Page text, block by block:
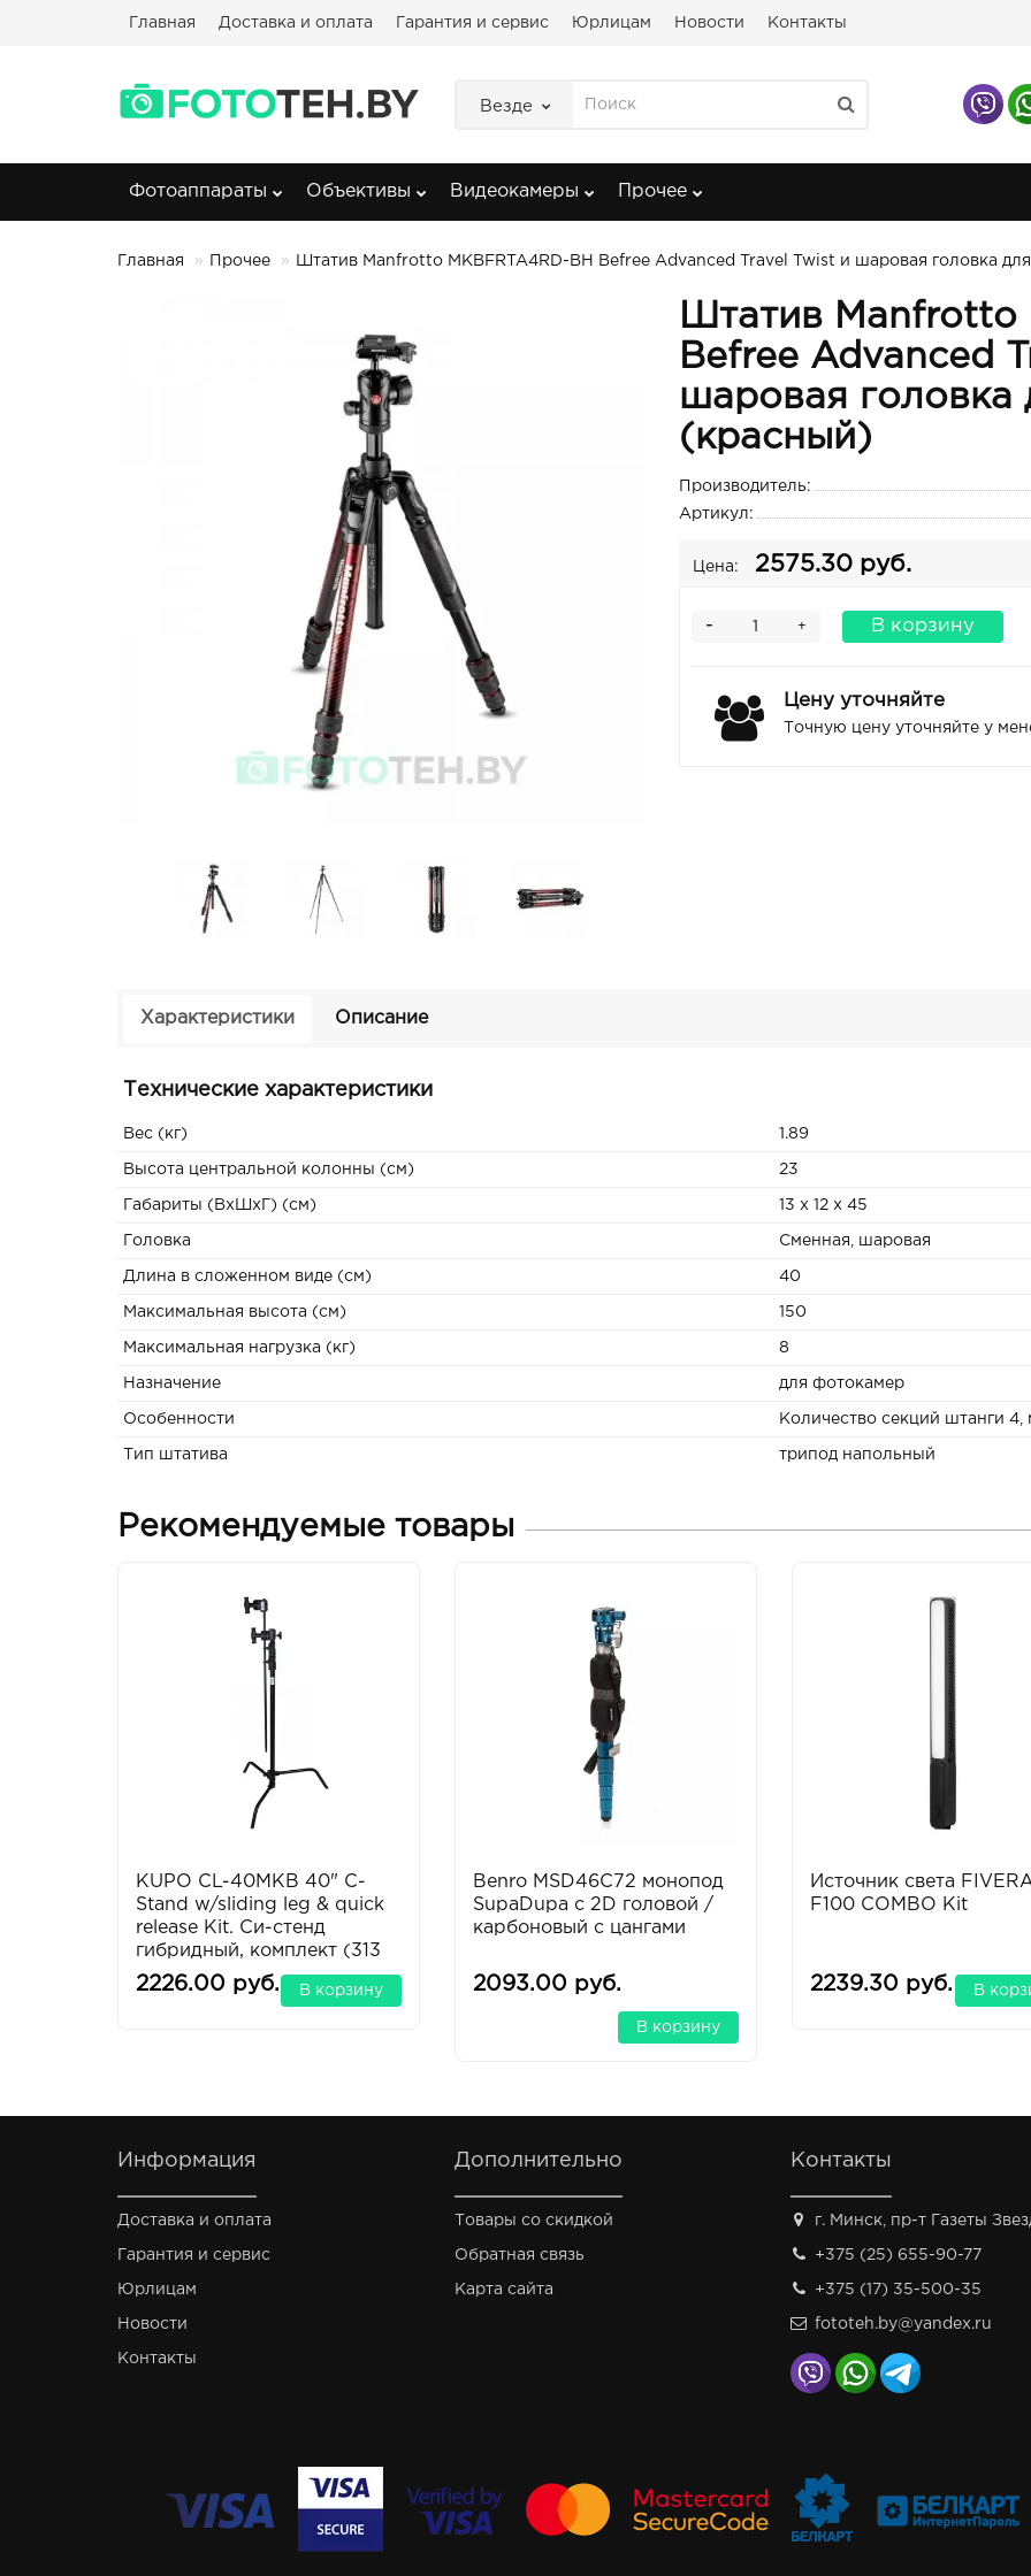
Главная Доставка и оплата Гарантия и сервис Юрлицам Новости Контакты
Везде
Фотоаппараты Объективы Видеокамеры Прочее
Главная Прочее Штатив Manfrotto MKBFRTA4RD-BH Befree Advanced Travel Twist и шаровая головка
Штатив Manfrotto
Befree Advanced
шаровая
(красный)
Производитель:
Артикул:
Цена: 2575.30 руб.
+
- В корзину
Цену уточняйте
Точную цену уточняйте у
Характеристики Описание
Технические характеристики
Вес (кг) 1.89
Высота центральной колонны (см) 23
Габариты (ВxШxГ) (см) 13 x 12 x 45
Головка Сменная, шаровая
Длина в сложенном виде (см) 40
Максимальная высота (см) 150
Максимальная нагрузка (кг) 8
Назначение для фотокамер
Особенности Количество секций штанги
Тип штатива трипод напольный
Рекомендуемые товары
KUPO CL-40MKB 40" C-
Stand w/sliding leg & quick
release Kit. Си-стенд
гибридный, комплект (313
см)
2226.00 руб. В корзину
Benro MSD46C72 монопод
SupaDupa с 2D головой /
карбоновый с цангами
2093.00 руб.
В корзину
Источник света
F100 COMBO Kit
2239.30 руб. В
Информация
Доставка и оплата
Гарантия и сервис
Юрлицам
Новости
Контакты
Дополнительно
Товары со скидкой
Обратная связь
Карта сайта
Контакты
г. Минск, пр-т Газеты
+375 (25) 655-90-77
+375 (17) 35-500-35
fototeh.by@yandex.ru